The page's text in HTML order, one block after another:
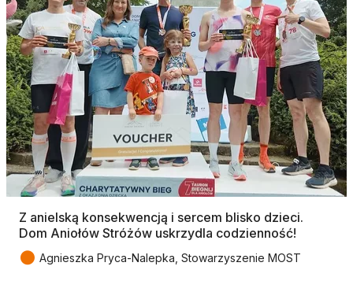
Z anielską konsekwencją i sercem blisko dzieci.
Dom Aniołów Stróżów uskrzydla codzienność!
● Agnieszka Pryca-Nalepka, Stowarzyszenie MOST